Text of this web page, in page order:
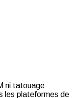
ni tatouage
les plateformes de